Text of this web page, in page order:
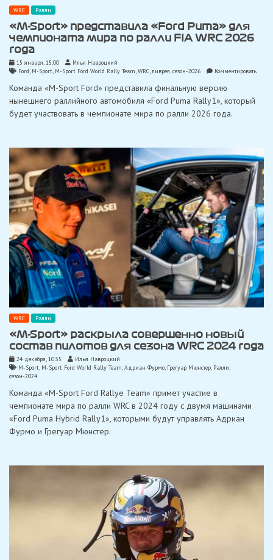
WRC Ралли
«M-Sport» представила «Ford Puma» для
чемпионата мира по ралли FIA WRC 2026
года
15 января, 15:00
Илья Навроцкий
Ford, M-Sport, M-Sport Ford World Rally Team,WRC,ливрея,сезон-2026 Комментироватьon
ралли
FIA
WRC
2026
года
Команда «M-Sport Ford» представила финальную версию
нынешнего раллийного автомобиля «Ford Puma Rally1», который
будет участвовать в чемпионате мира по ралли 2026 года.
WRC Ралли
«M-Sport» раскрыла совершенно новый
состав пилотов для сезона WRC 2024 года
24 декабря, 10:35
Илья Навроцкий
M-Sport, M-Sport Ford World Rally Team,Адриан Фурмо, Грегуар Мюнстер, Ралли
сезон-2024
Команда «M-Sport Ford Rallye Team» примет участие в
чемпионате мира по ралли WRC в 2024 году с двумя машинами
«Ford Puma Hybrid Rally1», которыми будут управлять Адриан
Фурмо и Грегуар Мюнстер.